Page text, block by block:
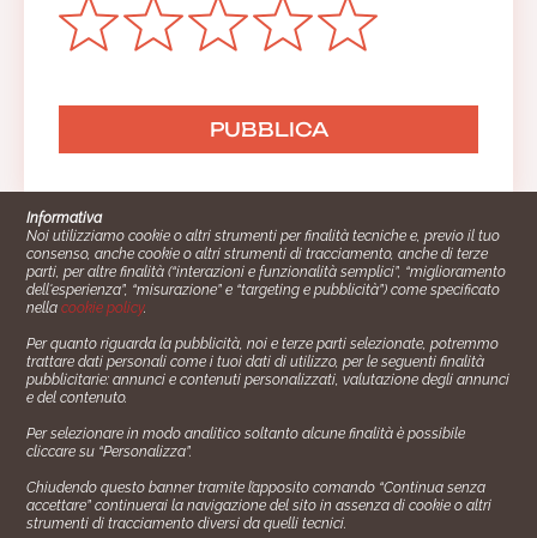
Cucinare.it è un marchio commerciale di Impiego24.it s.r.l.
copyright 2014 - 2024 P.IVA: 03406490130
Azienda certiﬁcata ISO 27001 numero: SNR 73140386/89/I
- Azienda certiﬁcata ISO 9001 numero: SNR
Gestione consensi e categorie merceologiche marketing
Informativa
Noi utilizziamo cookie o altri strumenti per finalità tecniche e, previo il tuo
consenso, anche cookie o altri strumenti di tracciamento, anche di terze
parti, per altre finalità (“interazioni e funzionalità semplici”, “miglioramento
dell'esperienza”, “misurazione” e “targeting e pubblicità”) come specificato
nellacookie policy.
Per quanto riguarda la pubblicità, noi e terze parti selezionate, potremmo
trattare dati personali come i tuoi dati di utilizzo, per le seguenti finalità
pubblicitarie: annunci e contenuti personalizzati, valutazione degli annunci
e del contenuto.
Per selezionare in modo analitico soltanto alcune finalità è possibile
cliccare su “Personalizza”.
Chiudendo questo banner tramite l’apposito comando “Continua senza
accettare” continuerai la navigazione del sito in assenza di cookie o altri
strumenti di tracciamento diversi da quelli tecnici.